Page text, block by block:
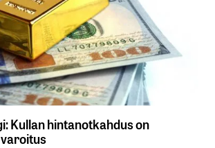
Kullan hintanotkahdus on